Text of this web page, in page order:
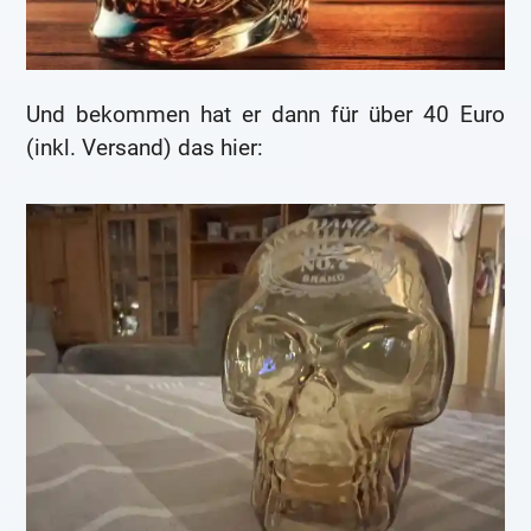
Und bekommen hat er dann für über 40 Euro
(inkl. Versand) das hier: